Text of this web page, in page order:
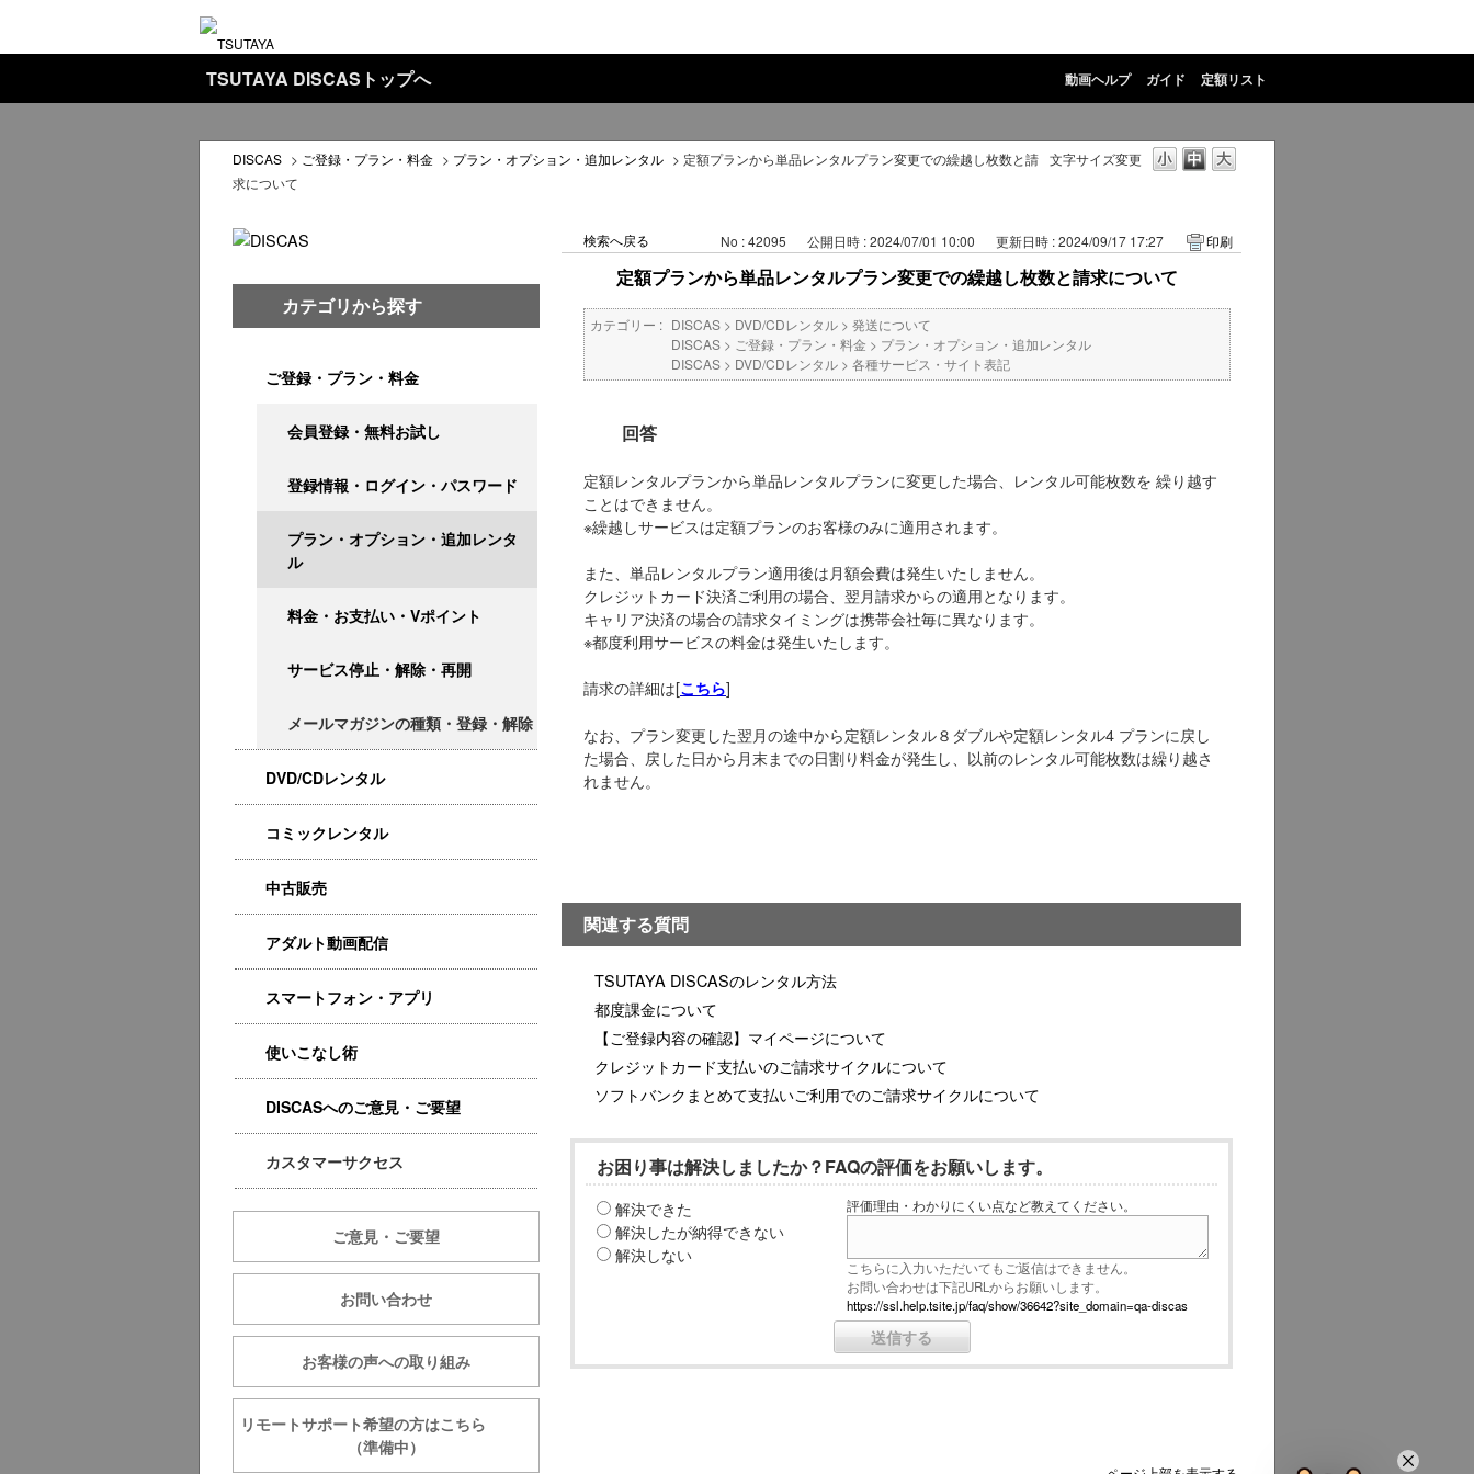
TSUTAYA DISCASトップへ 動画ヘルプ ガイド 定額リスト
文字サイズ変更
DISCAS > ご登録・プラン・料金 > プラン・オプション・追加レンタル > 定額プランから単品レンタルプラン変更での繰越し枚数と請
求について
カテゴリから探す
ご登録・プラン・料金
会員登録・無料お試し
登録情報・ログイン・パスワード
プラン・オプション・追加レンタ
ル
料金・お支払い・Vポイント
サービス停止・解除・再開
メールマガジンの種類・登録・解除
DVD/CDレンタル
コミックレンタル
中古販売
アダルト動画配信
スマートフォン・アプリ
使いこなし術
DISCASへのご意見・ご要望
カスタマーサクセス
ご意見・ご要望
お問い合わせ
お客様の声への取り組み
リモートサポート希望の方はこちら
（準備中）
検索へ戻る No : 42095 公開日時 : 2024/07/01 10:00 更新日時 : 2024/09/17 17:27 印刷
定額プランから単品レンタルプラン変更での繰越し枚数と請求について
カテゴリー : DISCAS > DVD/CDレンタル > 発送について
DISCAS > ご登録・プラン・料金 > プラン・オプション・追加レンタル
DISCAS > DVD/CDレンタル > 各種サービス・サイト表記
回答
定額レンタルプランから単品レンタルプランに変更した場合、レンタル可能枚数を 繰り越す
ことはできません。
※繰越しサービスは定額プランのお客様のみに適用されます。
また、単品レンタルプラン適用後は月額会費は発生いたしません。
クレジットカード決済ご利用の場合、翌月請求からの適用となります。
キャリア決済の場合の請求タイミングは携帯会社毎に異なります。
※都度利用サービスの料金は発生いたします。
請求の詳細は[こちら]
なお、プラン変更した翌月の途中から定額レンタル８ダブルや定額レンタル4 プランに戻し
た場合、戻した日から月末までの日割り料金が発生し、以前のレンタル可能枚数は繰り越さ
れません。
関連する質問
TSUTAYA DISCASのレンタル方法
都度課金について
【ご登録内容の確認】マイページについて
クレジットカード支払いのご請求サイクルについて
ソフトバンクまとめて支払いご利用でのご請求サイクルについて
お困り事は解決しましたか？FAQの評価をお願いします。
解決できた
解決したが納得できない
解決しない
評価理由・わかりにくい点など教えてください。
こちらに入力いただいてもご返信はできません。
お問い合わせは下記URLからお願いします。
https://ssl.help.tsite.jp/faq/show/36642?site_domain=qa-discas